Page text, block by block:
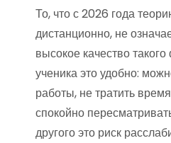
То, что с 2026 года
дистанционно, не
высокое качество
ученика это удобно:
работы, не тратить
спокойно
другого это риск